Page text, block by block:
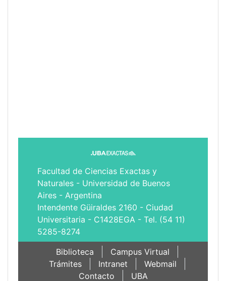
Facultad de Ciencias Exactas y
Naturales - Universidad de Buenos
Aires - Argentina
Intendente Güiraldes 2160 - Ciudad
Universitaria - C1428EGA - Tel. (54 11)
5285-8274
Biblioteca
Campus Virtual
Trámites
Intranet
Webmail
Contacto
UBA